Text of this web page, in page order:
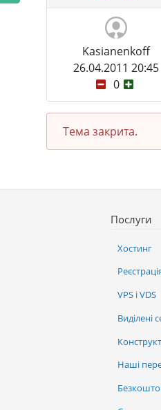
Kasianenkoff
26.04.2011 20:45
0
Тема закрита.
Послуги
Хостинг
VPS і VDS
Виділені
Наші